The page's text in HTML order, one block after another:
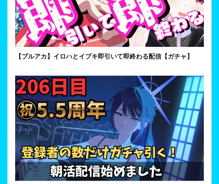
【ブルアカ】イロハとイブキ即引いて即終わる配信【ガチャ】